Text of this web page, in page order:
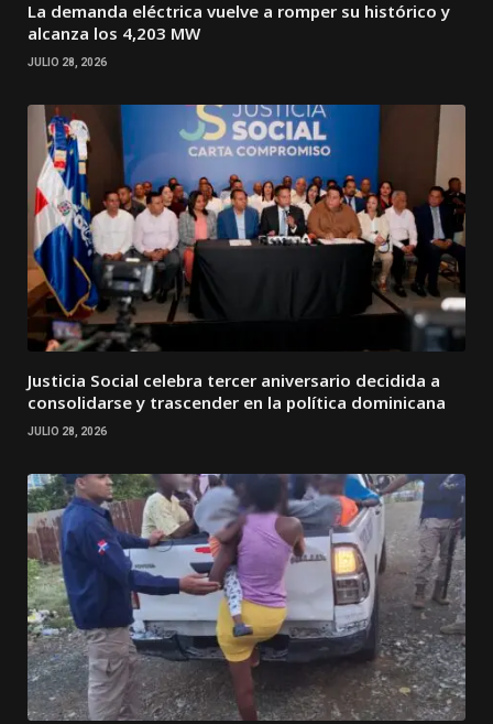
La demanda eléctrica vuelve a romper su histórico y
alcanza los 4,203 MW
JULIO 28, 2026
Justicia Social celebra tercer aniversario decidida a
consolidarse y trascender en la política dominicana
JULIO 28, 2026